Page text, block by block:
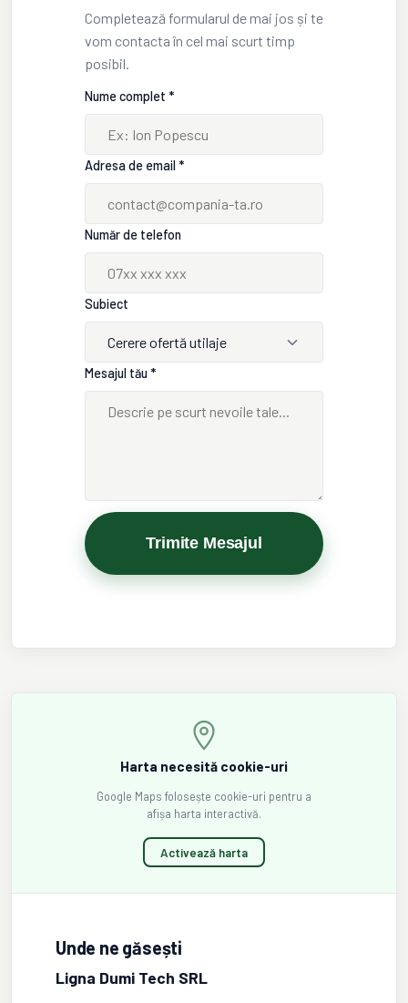
Completează formularul de mai jos și te
vom contacta în cel mai scurt timp
posibil.
Nume complet *
Adresa de email *
Număr de telefon
Subiect
Cerere ofertă utilaje
Mesajul tău *
Trimite Mesajul
Harta necesită cookie-uri
Google Maps folosește cookie-uri pentru a
afișa harta interactivă.
Activează harta
Unde ne găsești
Ligna Dumi Tech SRL